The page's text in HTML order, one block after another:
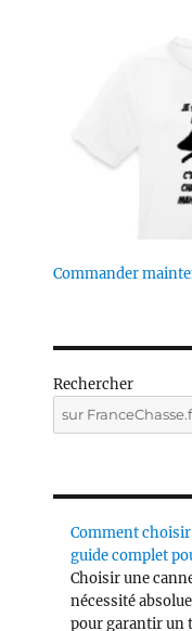
Commander
Rechercher
Comment choisir
guide complet
Choisir une
nécessité
pour garantir un